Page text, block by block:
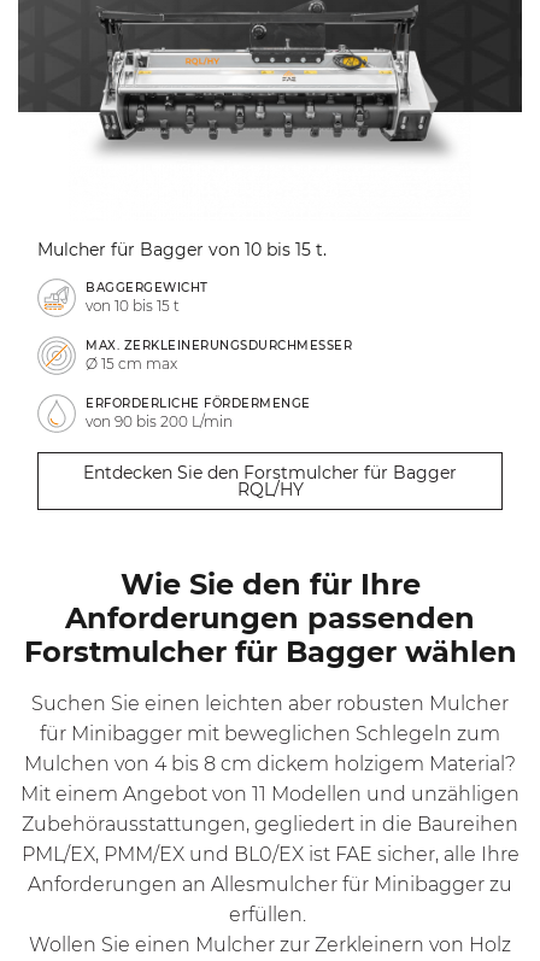
Mulcher für Bagger von 10 bis 15 t.
BAGGERGEWICHT
von 10 bis 15 t
MAX. ZERKLEINERUNGSDURCHMESSER
Ø 15 cm max
ERFORDERLICHE FÖRDERMENGE
von 90 bis 200 L/min
Entdecken Sie den Forstmulcher für Bagger
RQL/HY
Wie Sie den für Ihre
Anforderungen passenden
Forstmulcher für Bagger wählen
Suchen Sie einen leichten aber robusten Mulcher
für Minibagger mit beweglichen Schlegeln zum
Mulchen von 4 bis 8 cm dickem holzigem Material?
Mit einem Angebot von 11 Modellen und unzähligen
Zubehörausstattungen, gegliedert in die Baureihen
PML/EX, PMM/EXund BL0/EX ist FAE sicher, alle Ihre
Anforderungen an Allesmulcher für Minibagger zu
erfüllen.
Wollen Sie einen Mulcher zur Zerkleinern von Holz